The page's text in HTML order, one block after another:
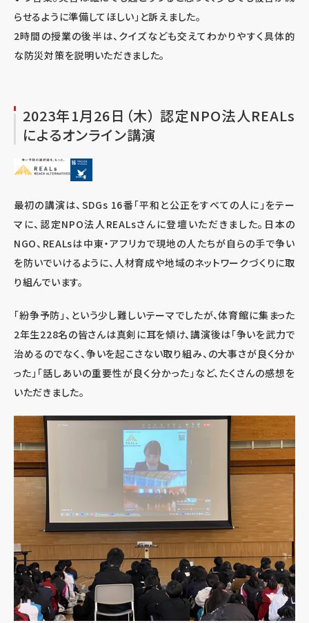
らせるように準備してほしい」と訴えました。
2時間の授業の後半は、クイズなども交えてわかりやすく具体的
な防災対策を説明いただきました。
2023年1月26日（木） 認定NPO法人REALs
によるオンライン講演
最初の講演は、SDGs 16番「平和と公正をすべての人に」をテー
マに、認定NPO法人REALsさんに登壇いただきました。日本の
NGO、REALsは中東・アフリカで現地の人たちが自らの手で争い
を防いでいけるように、人材育成や地域のネットワークづくりに取
り組んでいます。
「紛争予防」、という少し難しいテーマでしたが、体育館に集まった
2年生228名の皆さんは真剣に耳を傾け、講演後は「争いを武力で
治めるのでなく、争いを起こさない取り組み、の大事さが良く分か
った」「話しあいの重要性が良く分かった」など、たくさんの感想を
いただきました。